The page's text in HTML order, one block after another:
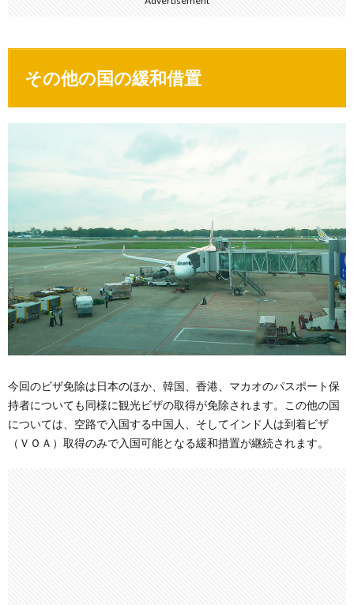
その他の国の緩和借置
今回のビザ免除は日本のほか、韓国、香港、マカオのパスポート保
持者についても同様に観光ビザの取得が免除されます。この他の国
については、空路で入国する中国人、そしてインド人は到着ビザ
（ＶＯＡ）取得のみで入国可能となる緩和措置が継続されます。